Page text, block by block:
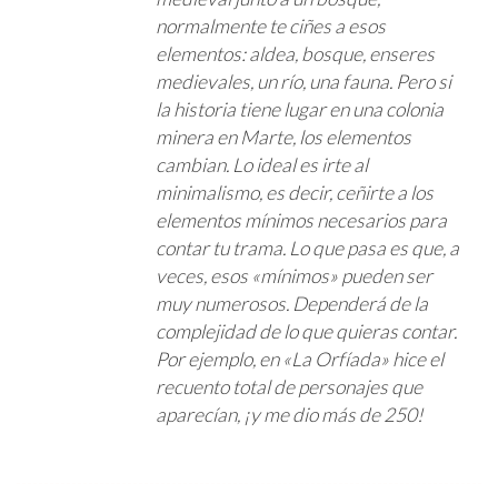
normalmente te ciñes a esos
elementos: aldea, bosque, enseres
medievales, un río, una fauna. Pero si
la historia tiene lugar en una colonia
minera en Marte, los elementos
cambian. Lo ideal es irte al
minimalismo, es decir, ceñirte a los
elementos mínimos necesarios para
contar tu trama. Lo que pasa es que, a
veces, esos «mínimos» pueden ser
muy numerosos. Dependerá de la
complejidad de lo que quieras contar.
Por ejemplo, en «La Orfíada» hice el
recuento total de personajes que
aparecían, ¡y me dio más de 250!